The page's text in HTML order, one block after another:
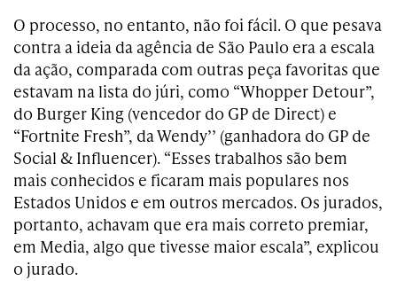
O processo, no entanto, não foi fácil. O que pesava
contra a ideia da agência de São Paulo era a escala
da ação, comparada com outras peça favoritas que
estavam na lista do júri, como “Whopper Detour”,
do Burger King (vencedor do GP de Direct) e
“Fortnite Fresh”, da Wendy’’ (ganhadora do GP de
Social & Influencer). “Esses trabalhos são bem
mais conhecidos e ficaram mais populares nos
Estados Unidos e em outros mercados. Os jurados,
portanto, achavam que era mais correto premiar,
em Media, algo que tivesse maior escala”, explicou
o jurado.